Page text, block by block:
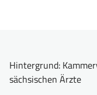
Hintergrund:
sächsischen Ärzte